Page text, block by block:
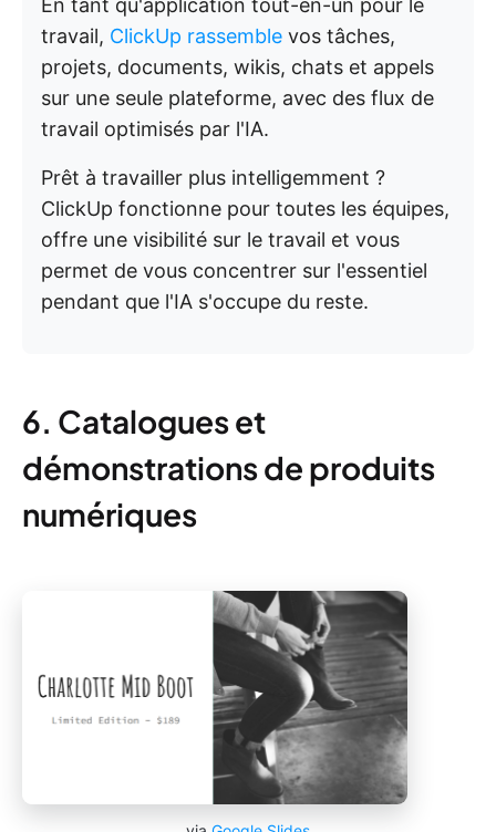
En tant qu'application tout-en-un pour le
travail, ClickUp rassemble vos tâches,
projets, documents, wikis, chats et appels
sur une seule plateforme, avec des flux de
travail optimisés par l'IA.
Prêt à travailler plus intelligemment ?
ClickUp fonctionne pour toutes les équipes,
offre une visibilité sur le travail et vous
permet de vous concentrer sur l'essentiel
pendant que l'IA s'occupe du reste.
6. Catalogues et
démonstrations de produits
numériques